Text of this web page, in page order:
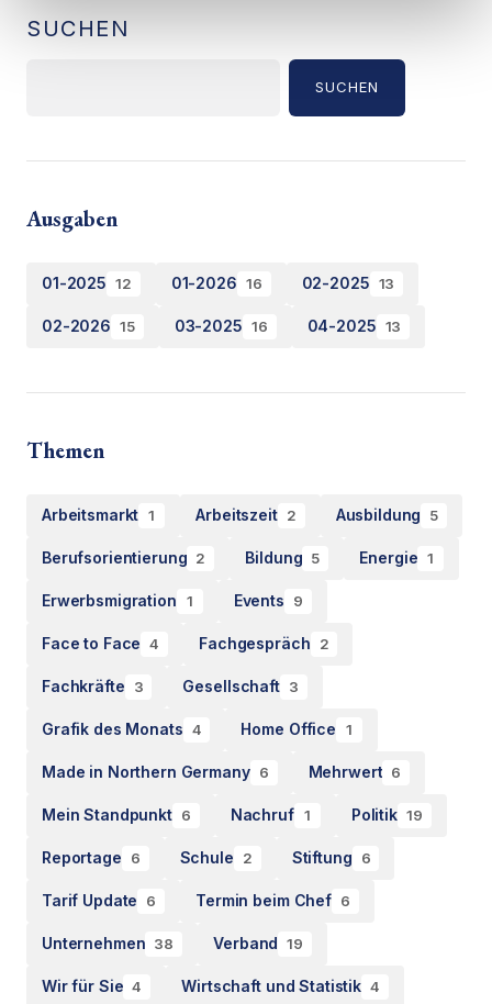
SUCHEN
SUCHEN
Ausgaben
01-2025 12 01-2026 16 02-2025 13
02-2026 15 03-2025 16 04-2025 13
Themen
Arbeitsmarkt 1 Arbeitszeit 2 Ausbildung 5
Berufsorientierung 2 Bildung 5 Energie 1
Erwerbsmigration 1 Events 9
Face to Face 4 Fachgespräch 2
Fachkräfte 3 Gesellschaft 3
Grafik des Monats 4 Home Office 1
Made in Northern Germany 6 Mehrwert 6
Mein Standpunkt 6 Nachruf 1 Politik 19
Reportage 6 Schule 2 Stiftung 6
Tarif Update 6 Termin beim Chef 6
Unternehmen 38 Verband 19
Wir für Sie 4 Wirtschaft und Statistik 4